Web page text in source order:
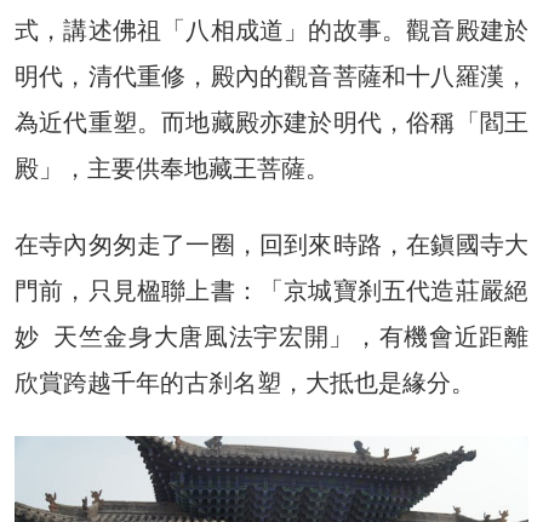
式，講述佛祖「八相成道」的故事。觀音殿建於
明代，清代重修，殿內的觀音菩薩和十八羅漢，
為近代重塑。而地藏殿亦建於明代，俗稱「閻王
殿」，主要供奉地藏王菩薩。
在寺內匆匆走了一圈，回到來時路，在鎭國寺大
門前，只見楹聯上書：「京城寶刹五代造莊嚴絕
妙 天竺金身大唐風法宇宏開」，有機會近距離
欣賞跨越千年的古刹名塑，大抵也是緣分。